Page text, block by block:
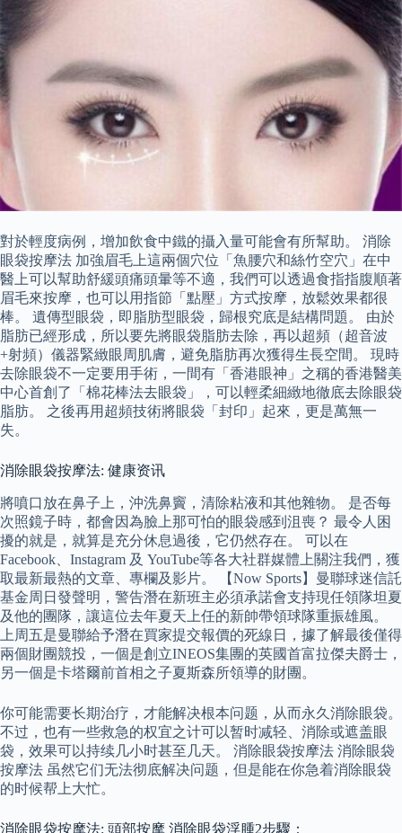
對於輕度病例，增加飲食中鐵的攝入量可能會有所幫助。 消除
眼袋按摩法 加強眉毛上這兩個穴位「魚腰穴和絲竹空穴」在中
醫上可以幫助舒緩頭痛頭暈等不適，我們可以透過食指指腹順著
眉毛來按摩，也可以用指節「點壓」方式按摩，放鬆效果都很
棒。 遺傳型眼袋，即脂肪型眼袋，歸根究底是結構問題。 由於
脂肪已經形成，所以要先將眼袋脂肪去除，再以超頻（超音波
+射頻）儀器緊緻眼周肌膚，避免脂肪再次獲得生長空間。 現時
去除眼袋不一定要用手術，一間有「香港眼神」之稱的香港醫美
中心首創了「棉花棒法去眼袋」，可以輕柔細緻地徹底去除眼袋
脂肪。 之後再用超頻技術將眼袋「封印」起來，更是萬無一
失。
消除眼袋按摩法: 健康资讯
將噴口放在鼻子上，沖洗鼻竇，清除粘液和其他雜物。 是否每
次照鏡子時，都會因為臉上那可怕的眼袋感到沮喪？ 最令人困
擾的就是，就算是充分休息過後，它仍然存在。 可以在
Facebook、Instagram 及 YouTube等各大社群媒體上關注我們，獲
取最新最熱的文章、專欄及影片。 【Now Sports】曼聯球迷信託
基金周日發聲明，警告潛在新班主必須承諾會支持現任領隊坦夏
及他的團隊，讓這位去年夏天上任的新帥帶領球隊重振雄風。
上周五是曼聯給予潛在買家提交報價的死線日，據了解最後僅得
兩個財團競投，一個是創立INEOS集團的英國首富拉傑夫爵士，
另一個是卡塔爾前首相之子夏斯森所領導的財團。
你可能需要长期治疗，才能解决根本问题，从而永久消除眼袋。
不过，也有一些救急的权宜之计可以暂时减轻、消除或遮盖眼
袋，效果可以持续几小时甚至几天。 消除眼袋按摩法 消除眼袋
按摩法 虽然它们无法彻底解决问题，但是能在你急着消除眼袋
的时候帮上大忙。
消除眼袋按摩法: 頭部按摩 消除眼袋浮腫2步驟：